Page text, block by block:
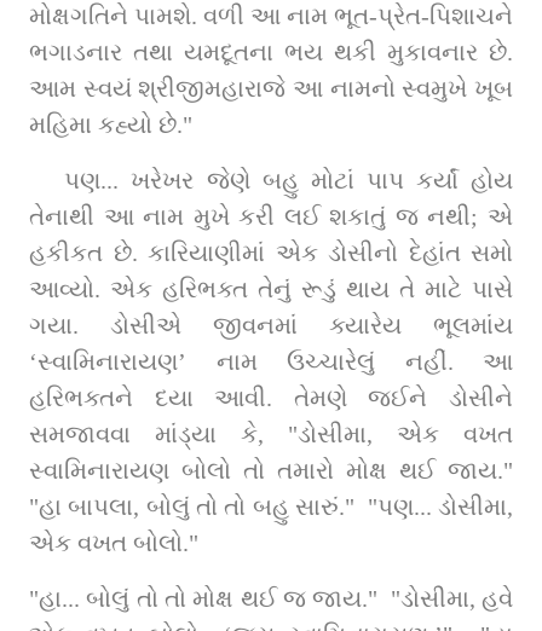
મોક્ષગતિને પામશે. વળી આ નામ ભૂત-પ્રેત-પિશાચને
ભગાડનાર તથા યમદૂતના ભય થકી મુકાવનાર છે.
આમ સ્વયં શ્રીજીમહારાજે આ નામનો સ્વમુખે ખૂબ
મહિમા કહ્યો છે."
પણ... ખરેખર જેણે બહુ મોટાં પાપ કર્યાં હોય
તેનાથી આ નામ મુખે કરી લઈ શકાતું જ નથી; એ
હકીકત છે. કારિયાણીમાં એક ડોસીનો દેહાંત સમો
આવ્યો. એક હરિભક્ત તેનું રૂડું થાય તે માટે પાસે
ગયા. ડોસીએ જીવનમાં ક્યારેય ભૂલમાંય
‘સ્વામિનારાયણ’ નામ ઉચ્ચારેલું નહીં. આ
હરિભક્તને દયા આવી. તેમણે જઈને ડોસીને
સમજાવવા માંડ્યા કે, "ડોસીમા, એક વખત
સ્વામિનારાયણ બોલો તો તમારો મોક્ષ થઈ જાય."
"હા બાપલા, બોલું તો તો બહુ સારું."  "પણ... ડોસીમા,
એક વખત બોલો."
"હા... બોલું તો તો મોક્ષ થઈ જ જાય."  "ડોસીમા, હવે